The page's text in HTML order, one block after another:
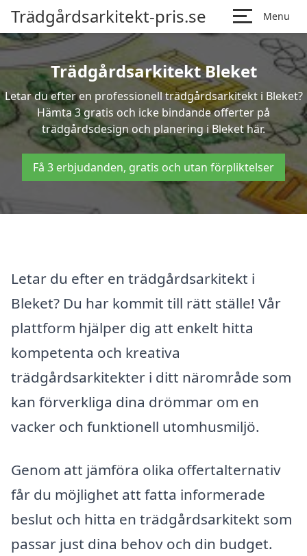
Trädgårdsarkitekt-pris.se Menu
Trädgårdsarkitekt Bleket
Letar du efter en professionell trädgårdsarkitekt i Bleket?
Hämta 3 gratis och icke bindande offerter på
trädgårdsdesign och planering i Bleket här.
Få 3 erbjudanden, gratis och utan förpliktelser
Letar du efter en trädgårdsarkitekt i
Bleket? Du har kommit till rätt ställe! Vår
plattform hjälper dig att enkelt hitta
kompetenta och kreativa
trädgårdsarkitekter i ditt närområde som
kan förverkliga dina drömmar om en
vacker och funktionell utomhusmiljö.
Genom att jämföra olika offertalternativ
får du möjlighet att fatta informerade
beslut och hitta en trädgårdsarkitekt som
passar just dina behov och din budget.